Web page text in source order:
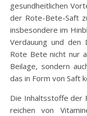
gesundheitlichen
der Rote-Bete-Saft
insbesondere im
Verdauung und den
Rote Bete nicht nur
Beilage, sondern
das in Form von Saft
Die Inhaltsstoffe der
reichen von